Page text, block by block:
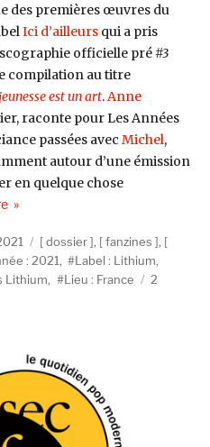
des premières œuvres du
Ici d’ailleursqui a pris
officielle pré#3
compilation au titre
est un art. Anne
raconte pour Les Années
passées avec Michel,
autour d’une émission
en quelque chose
de « Essaie de comprendre 5/8 »
Catégories
dossier fanzines
: 2021 Label : Lithium
Lithium Lieu : France
2